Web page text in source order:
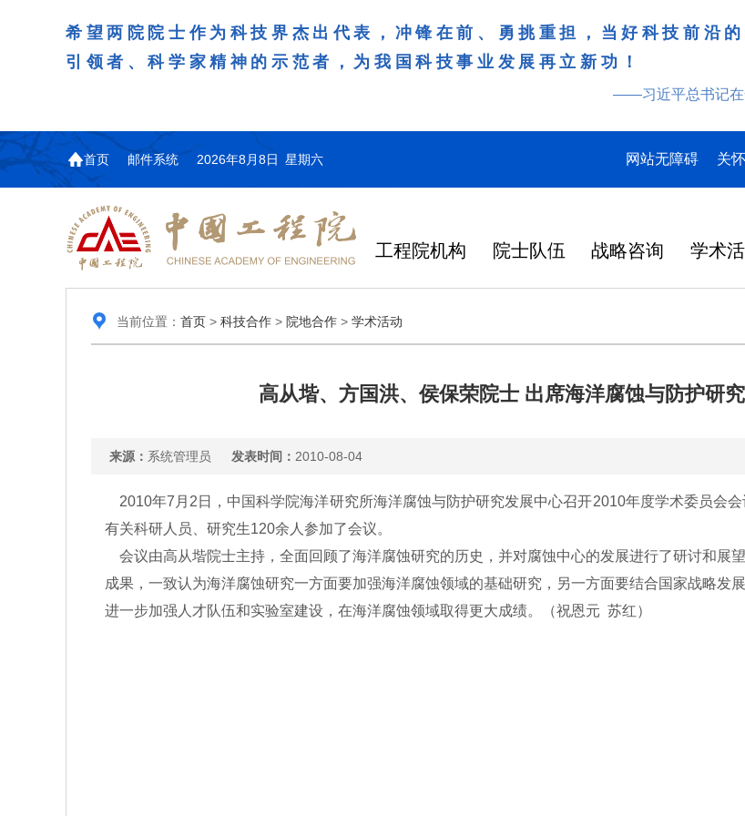
希望两院院士作为科技界杰出代表，冲锋在前、勇挑重担，当好科技前沿
引领者、科学家精神的示范者，为我国科技事业发展再立新功！
——习近平总书记在
首页 邮件系统 2026年8月8日 星期六 网站无障碍 关
工程院机构 院士队伍 战略咨询 学术
当前位置： 首页> 科技合作> 院地合作> 学术活动
高从堦、方国洪、侯保荣院士 出席海洋腐蚀与防护研
来源： 系统管理员 发表时间： 2010-08-04
2010年7月2日，中国科学院海洋研究所海洋腐蚀与防护研究发展中心召开2010年度学术委员会
有关科研人员、研究生120余人参加了会议。
会议由高从堦院士主持，全面回顾了海洋腐蚀研究的历史，并对腐蚀中心的发展进行了研讨和展
成果，一致认为海洋腐蚀研究一方面要加强海洋腐蚀领域的基础研究，另一方面要结合国家战略发
进一步加强人才队伍和实验室建设，在海洋腐蚀领域取得更大成绩。（祝恩元 苏红）